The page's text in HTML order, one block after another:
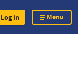
Log in Menu